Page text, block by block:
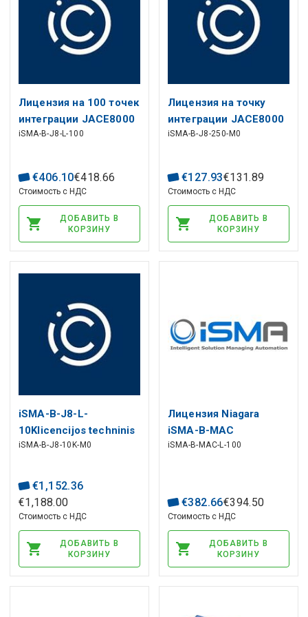
Лицензия на 100 точек
интеграции JACE8000
при покупке вместе с
iSMA-B-J8-L-100
€406.10€418.66
Стоимость с НДС
ДОБАВИТЬ В
КОРЗИНУ
Лицензия на точку
интеграции JACE8000
10K при покупке
iSMA-B-J8-250-M0
€127.93€131.89
Стоимость с НДС
ДОБАВИТЬ В
КОРЗИНУ
iSMA-B-J8-L-
10Klicencijos techninis
palaikymas 18 mėnesių
iSMA-B-J8-10K-M0
€1 ,152.36
€1,188.00
Стоимость с НДС
ДОБАВИТЬ В
КОРЗИНУ
Лицензия Niagara
iSMA-B-MAC
valdikliams, iki 100
iSMA-B-MAC-L-100
€382.66€394.50
Стоимость с НДС
ДОБАВИТЬ В
КОРЗИНУ